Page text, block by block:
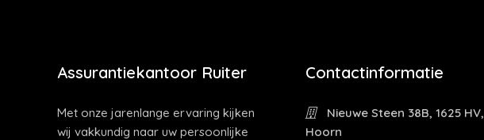
Assurantiekantoor Ruiter
Met onze jarenlange ervaring kijken
wij vakkundig naar uw persoonlijke
Contactinformatie
Nieuwe Steen 38B, 1625 HV,
Hoorn